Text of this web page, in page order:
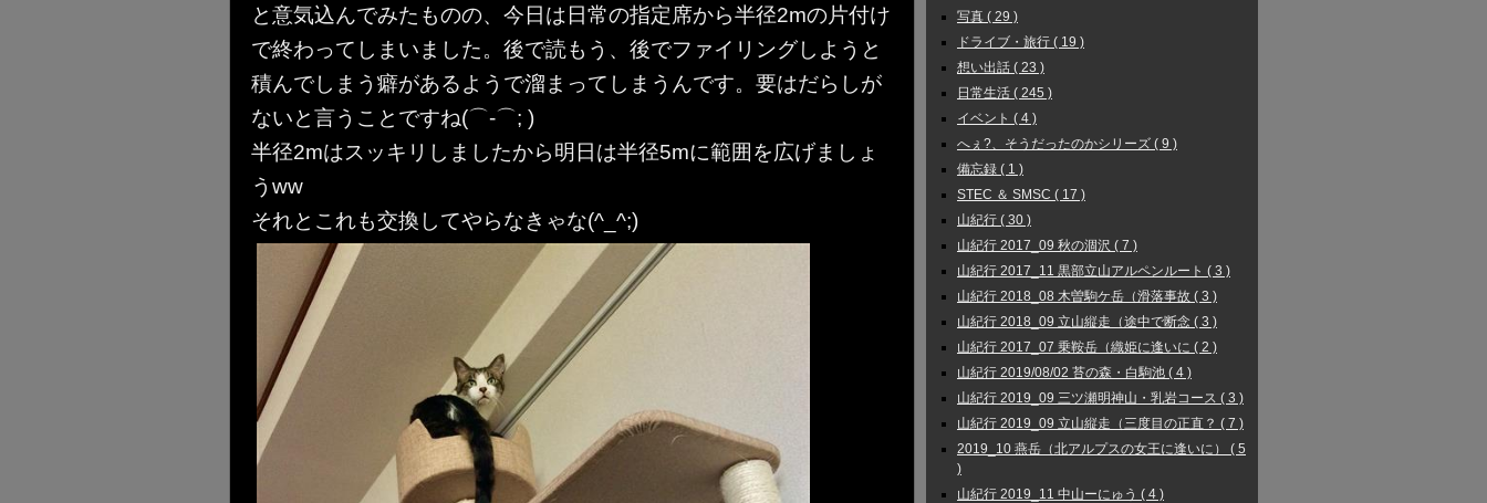
と意気込んでみたものの、今日は日常の指定席から半径2mの片付け
で終わってしまいました。後で読もう、後でファイリングしようと
積んでしまう癖があるようで溜まってしまうんです。要はだらしが
ないと言うことですね(⌒-⌒; )
半径2mはスッキリしましたから明日は半径5mに範囲を広げましょ
うww
それとこれも交換してやらなきゃな(^_^;)
写真 ( 29 )
ドライブ・旅行 ( 19 )
想い出話 ( 23 )
日常生活 ( 245 )
イベント ( 4 )
へぇ?、そうだったのかシリーズ ( 9 )
備忘録 ( 1 )
STEC ＆ SMSC ( 17 )
山紀行 ( 30 )
山紀行 2017_09 秋の涸沢 ( 7 )
山紀行 2017_11 黒部立山アルペンルート ( 3 )
山紀行 2018_08 木曽駒ケ岳（滑落事故 ( 3 )
山紀行 2018_09 立山縦走（途中で断念 ( 3 )
山紀行 2017_07 乗鞍岳（織姫に逢いに ( 2 )
山紀行 2019/08/02 苔の森・白駒池 ( 4 )
山紀行 2019_09 三ツ瀬明神山・乳岩コース ( 3 )
山紀行 2019_09 立山縦走（三度目の正直？ ( 7 )
2019_10 燕岳（北アルプスの女王に逢いに） ( 5
)
山紀行 2019_11 中山ーにゅう ( 4 )